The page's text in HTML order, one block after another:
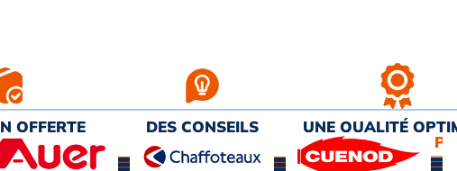
OFFERTE
D’ACHAT
DES CONSEILS
PERSONNALISÉS
UNE QUALITÉ
AU MEILLEUR